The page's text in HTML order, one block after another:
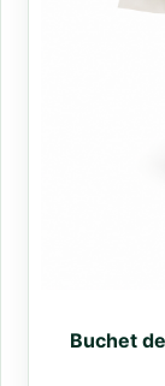
Buchet